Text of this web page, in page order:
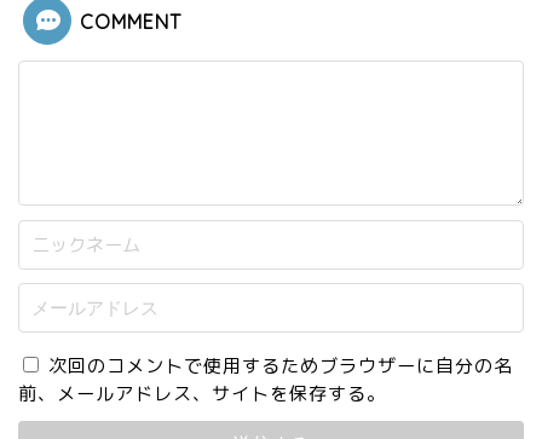
COMMENT
次回のコメントで使用するためブラウザーに自分の名
前、メールアドレス、サイトを保存する。